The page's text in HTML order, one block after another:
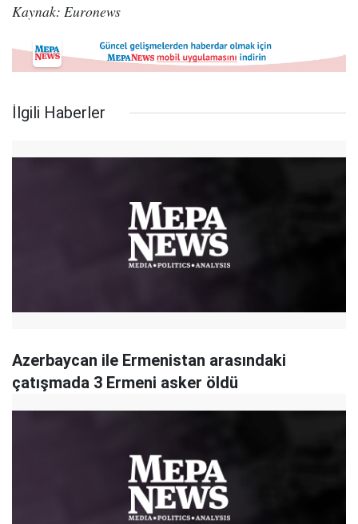
Kaynak: Euronews
İlgili Haberler
Azerbaycan ile Ermenistan arasındaki
çatışmada 3 Ermeni asker öldü